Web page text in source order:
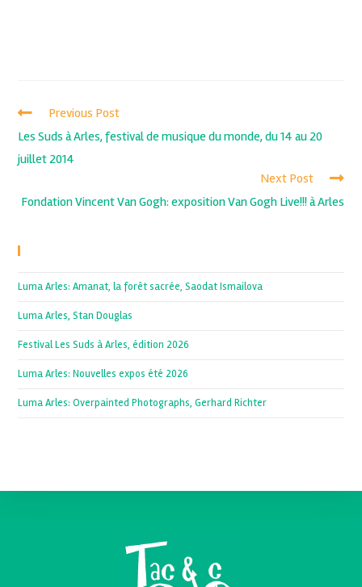
Previous Post
Les Suds à Arles, festival de musique du monde, du 14 au 20
juillet 2014
Next Post
Fondation Vincent Van Gogh: exposition Van Gogh Live!!! à Arles
Luma Arles: Amanat, la forêt sacrée, Saodat Ismailova
Luma Arles, Stan Douglas
Festival Les Suds à Arles, édition 2026
Luma Arles: Nouvelles expos été 2026
Luma Arles: Overpainted Photographs, Gerhard Richter